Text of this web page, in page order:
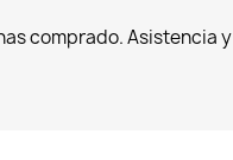
comprado. Asistencia y